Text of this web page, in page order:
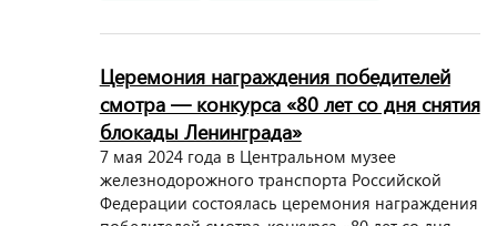
Церемония награждения победителей
смотра — конкурса «80 лет со дня снятия
блокады Ленинграда»
7 мая 2024 года в Центральном музее
железнодорожного транспорта Российской
Федерации состоялась церемония награждения